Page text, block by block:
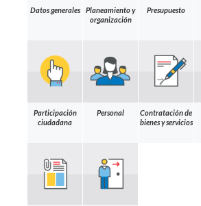
Datos generales
Planeamiento y
organización
Presupuesto
Participación
ciudadana
Personal
Contratación de
bienes y servicios